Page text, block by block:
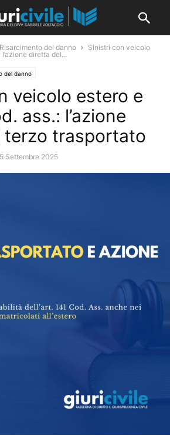
Risarcimento del danno
Sinistri con veicolo
diretta del...
del danno
veicolo estero e
ass.: l’azione
terzo trasportato
Settembre 2025